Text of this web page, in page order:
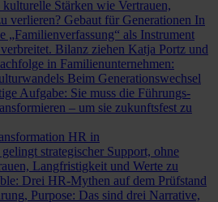
Stärken wie Vertrauen,
verlieren? Gebaut für Generationen In
„Familienverfassung“ als Instrument
Bilanz ziehen Katja Portz und
in Familienunternehmen:
Beim Generationswechsel
Aufgabe: Sie muss die Führungs-
– um sie zukunftsfest zu
HR in
strategischer Support, ohne
Langfristigkeit und Werte zu
Drei HR-Mythen auf dem Prüfstand
Purpose: Das sind drei Narrative,